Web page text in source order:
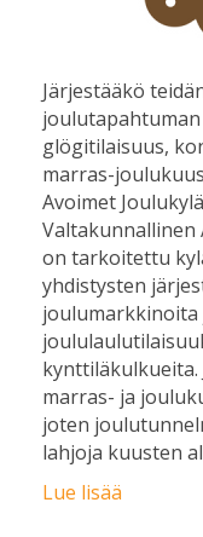
Järjestääkö
glögitilaisuus,
marras-
Avoimet
Valtakunnallinen
on tarkoitettu
yhdistysten
joulumarkkinoita
kynttiläkulkueita.
marras- ja
joten
lahjoja kuusten
Lue lisää